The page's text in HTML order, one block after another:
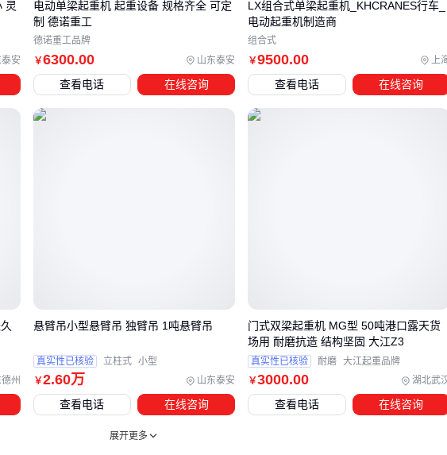
四、主设备到位后，这些配套系统别漏算
采购电动葫芦单梁起重机时，许多用户只关注主设备参数，却
忽略了轨道系统、电气配套和控制组件的协同匹配。实际上，
轨道不平整会导致车轮异常磨损，电缆选型不当可能引发供电
硫化钼的专用润滑剂能形成持久保护膜，显著延长钢丝绳使用
寿命。这类耗材的初期投入看似微小，但长期来看直接影响设
备可靠性和更换周期。
配套系统的选型失误往往在安装调试阶段才会暴露，此时返工
成本可能远超初期预算。建议在采购主设备时，就要求供应商
提供完整的配套方案清单，并明确各组件间的兼容性要求。
安
灵
￥6300.00 山东泰安
电动单梁起重机 起重设备 规格齐全 可定
制 德诺重工
德诺重工品牌
查看电话 在线咨询
￥9500.00 上
LX组合式单梁起重机_KHCRANES行车_
电动起重机制造商
组合式
查看电话 在线咨询
州 ￥2.60万 山东泰安
悬臂吊小型悬臂吊 独臂吊 1吨悬臂吊
真实性已核验 立柱式 小型
查看电话 在线咨询
￥3000.00 湖北武
门式双梁起重机 MG型 50吨港口露天货
场用 耐磨抗造 结构坚固 大江Z3
真实性已核验 耐磨 大江起重品牌
查看电话 在线咨询
展开更多